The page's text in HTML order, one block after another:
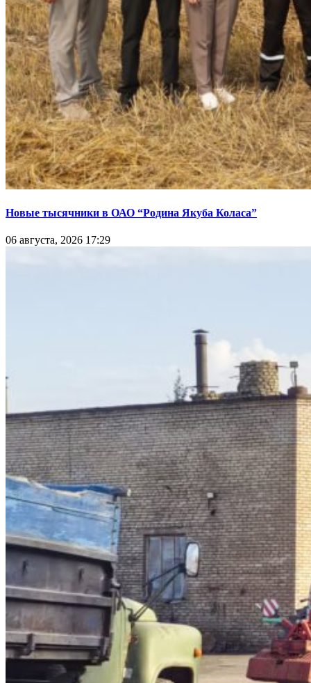
Новые тысячники в ОАО “Родина Якуба Коласа”
06 августа, 2026 17:29